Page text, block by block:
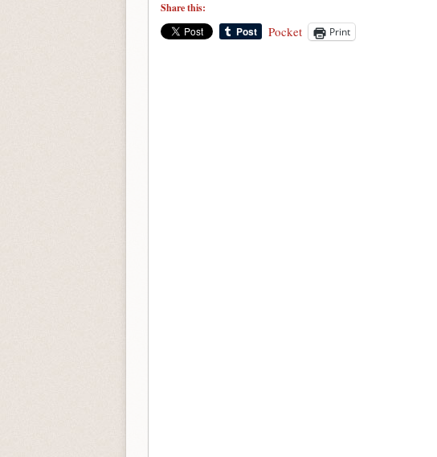
Share this:
Pocket Print